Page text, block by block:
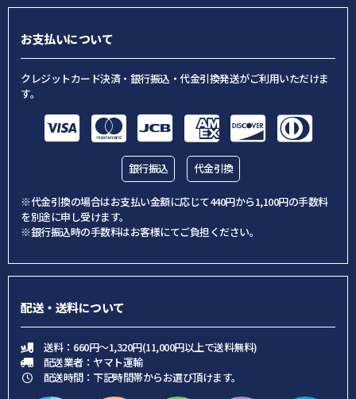
お支払いについて
クレジットカード決済・銀行振込・代金引換発送がご利用いただけま
す。
銀行振込 代金引換
※代金引換の場合はお支払い金額に応じて440円から1,100円の手数料
を別途に申し受けます。
※銀行振込時の手数料はお客様にてご負担ください。
配送・送料について
送料：660円～1,320円(11,000円以上で送料無料)
配送業者：ヤマト運輸
配送時間：下記時間帯からお選び頂けます。